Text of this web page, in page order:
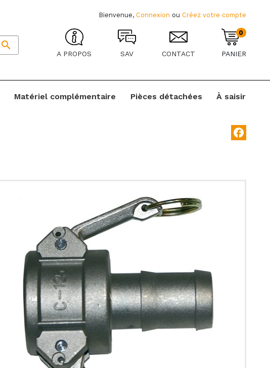

Bienvenue, Connexion ou Créez votre compte
A PROPOS SAV CONTACT
0
PANIER
Matériel complémentaire Pièces détachées À saisir
facebook